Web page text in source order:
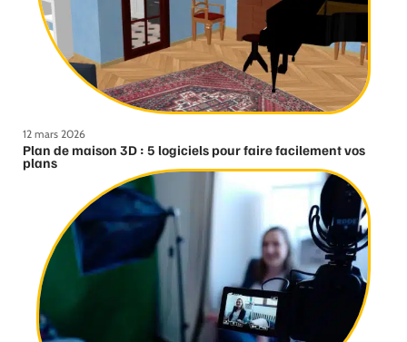
12 mars 2026
Plan de maison 3D : 5 logiciels pour faire facilement vos
plans